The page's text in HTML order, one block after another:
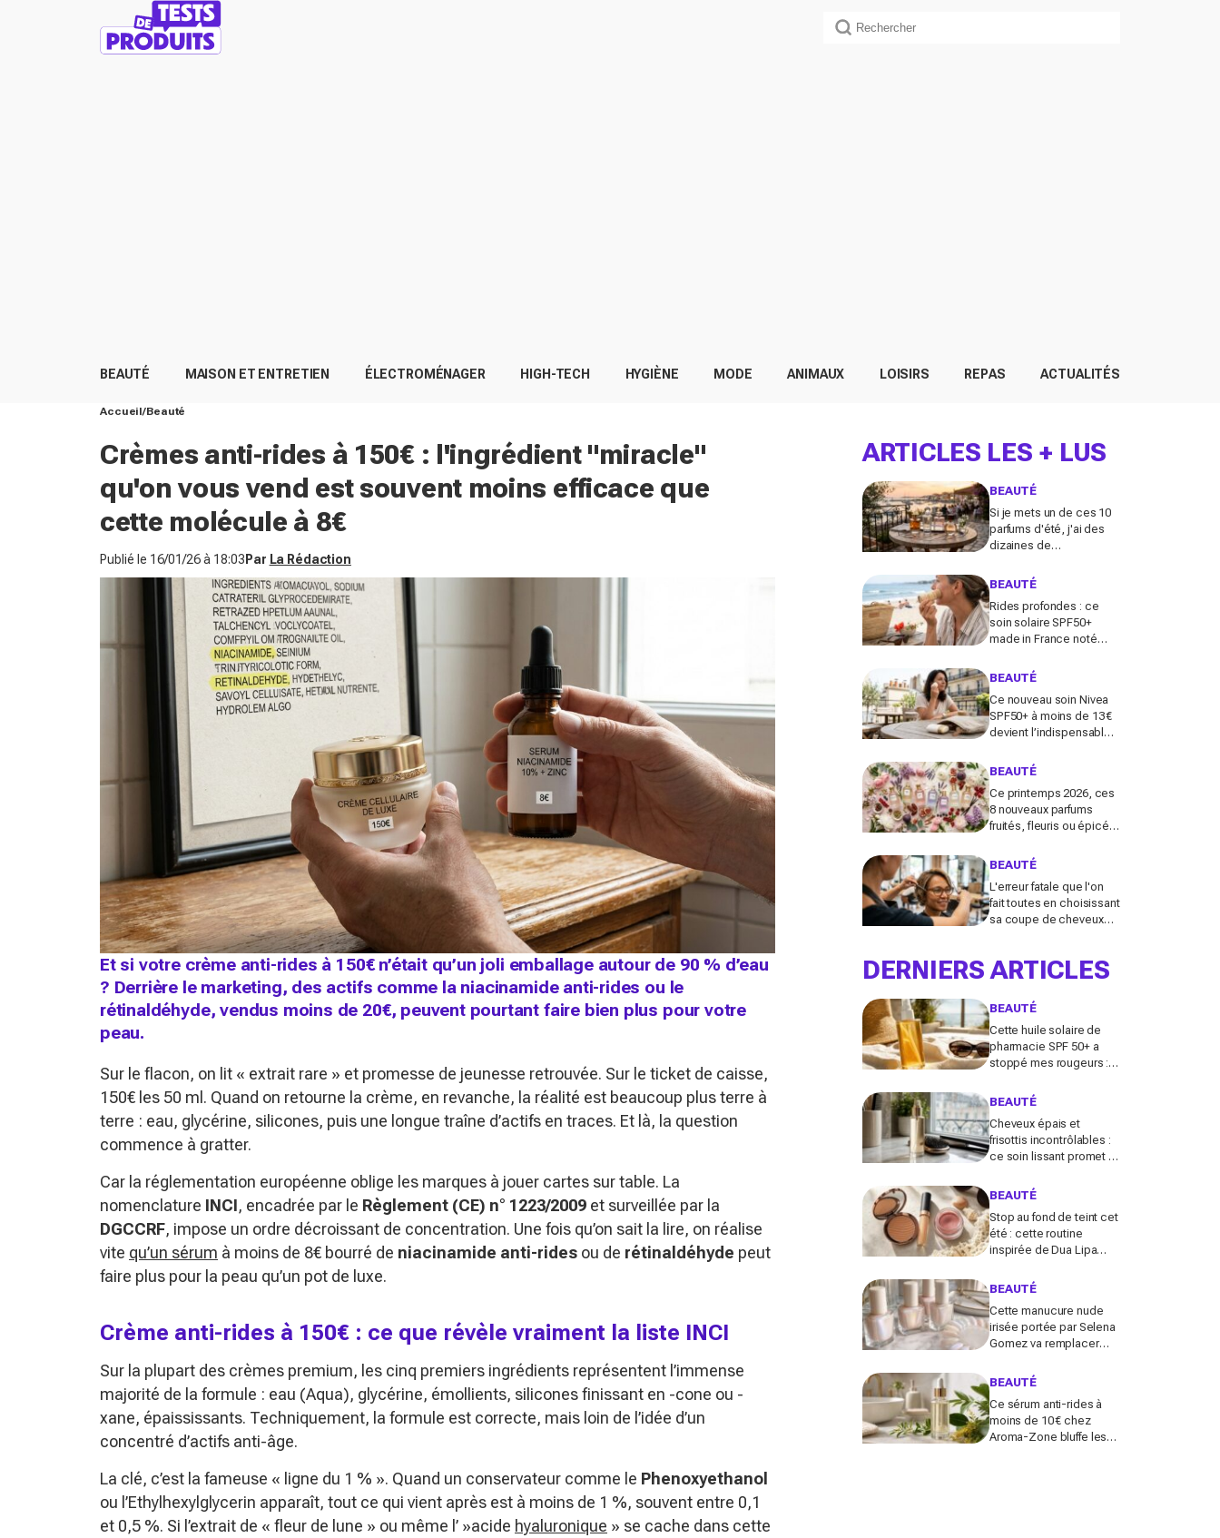
BEAUTÉ MAISON ET ENTRETIEN ÉLECTROMÉNAGER HIGH-TECH HYGIÈNE MODE ANIMAUX LOISIRS REPAS ACTUALITÉS
Accueil Beauté
Crèmes anti-rides à 150€ : l'ingrédient "miracle"
qu'on vous vend est souvent moins efficace que
cette molécule à 8€
Publié le 16/01/26 à 18:03 Par La Rédaction
Et si votre crème anti-rides à 150€ n’était qu’un joli emballage autour de 90 % d’eau
? Derrière le marketing, des actifs comme la niacinamide anti-rides ou le
rétinaldéhyde, vendus moins de 20€, peuvent pourtant faire bien plus pour votre
peau.
Sur le flacon, on lit « extrait rare » et promesse de jeunesse retrouvée. Sur le ticket de caisse,
150€ les 50 ml. Quand on retourne la crème, en revanche, la réalité est beaucoup plus terre à
terre : eau, glycérine, silicones, puis une longue traîne d’actifs en traces. Et là, la question
commence à gratter.
Car la réglementation européenne oblige les marques à jouer cartes sur table. La
nomenclature INCI, encadrée par le Règlement (CE) n° 1223/2009 et surveillée par la
DGCCRF, impose un ordre décroissant de concentration. Une fois qu’on sait la lire, on réalise
vite qu’un sérum à moins de 8€ bourré de niacinamide anti-rides ou de rétinaldéhyde peut
faire plus pour la peau qu’un pot de luxe.
Crème anti-rides à 150€ : ce que révèle vraiment la liste INCI
Sur la plupart des crèmes premium, les cinq premiers ingrédients représentent l’immense
majorité de la formule : eau (Aqua), glycérine, émollients, silicones finissant en -cone ou -
xane, épaississants. Techniquement, la formule est correcte, mais loin de l’idée d’un
concentré d’actifs anti-âge.
La clé, c’est la fameuse « ligne du 1 % ». Quand un conservateur comme le Phenoxyethanol
ou l’Ethylhexylglycerin apparaît, tout ce qui vient après est à moins de 1 %, souvent entre 0,1
et 0,5 %. Si l’extrait de « fleur de lune » ou même l’ »acide hyaluronique » se cache dans cette
ARTICLES LES + LUS
BEAUTÉ
Si je mets un de ces 10
parfums d'été, j'ai des
dizaines de
journée
BEAUTÉ
Rides profondes : ce
soin solaire SPF50+
made in France noté
de freiner leur apparition
BEAUTÉ
Ce nouveau soin Nivea
SPF50+ à moins de 13 €
devient l’indispensable
pour éviter les dégâts du
BEAUTÉ
Ce printemps 2026, ces
8 nouveaux parfums
fruités, fleuris ou épicés
Guerlain vont booster
BEAUTÉ
L'erreur fatale que l'on
fait toutes en choisissant
sa coupe de cheveux
DERNIERS ARTICLES
BEAUTÉ
Cette huile solaire de
pharmacie SPF 50+ a
stoppé mes rougeurs :
que les peaux claires
BEAUTÉ
Cheveux épais et
frisottis incontrôlables :
ce soin lissant promet 3
par les avis sur Beauté
BEAUTÉ
Stop au fond de teint cet
été : cette routine
inspirée de Dua Lipa
secondes avec
BEAUTÉ
Cette manucure nude
irisée portée par Selena
Gomez va remplacer
ne la quitterez plus de
BEAUTÉ
Ce sérum anti-rides à
moins de 10 € chez
Aroma-Zone bluffe les